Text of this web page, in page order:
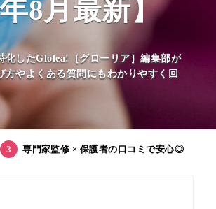
8月最新】
化したGlolea!［グローリア］編集部が
やよくある質問にもわかりやすく回
専門家監修 × 保護者の口コミで安心◎